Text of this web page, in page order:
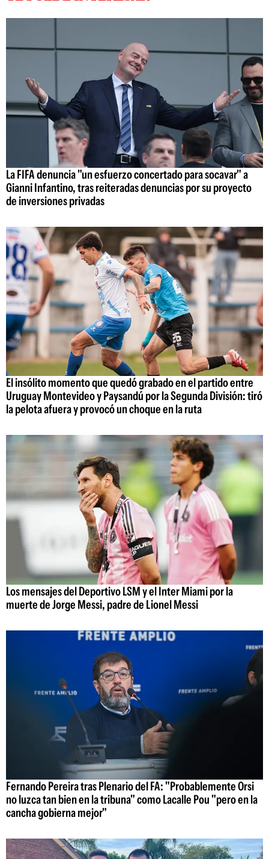
La FIFA denuncia "un esfuerzo concertado para socavar" a
Gianni Infantino, tras reiteradas denuncias por su proyecto
de inversiones privadas
El insólito momento que quedó grabado en el partido entre
Uruguay Montevideo y Paysandú por la Segunda División: tiró
la pelota afuera y provocó un choque en la ruta
Los mensajes del Deportivo LSM y el Inter Miami por la
muerte de Jorge Messi, padre de Lionel Messi
Fernando Pereira tras Plenario del FA: "Probablemente Orsi
no luzca tan bien en la tribuna" como Lacalle Pou "pero en la
cancha gobierna mejor"